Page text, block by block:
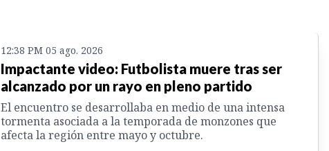
12:38 PM 05 ago. 2026
Impactante video: Futbolista muere tras ser
alcanzado por un rayo en pleno partido
El encuentro se desarrollaba en medio de una intensa
tormenta asociada a la temporada de monzones que
afecta la región entre mayo y octubre.